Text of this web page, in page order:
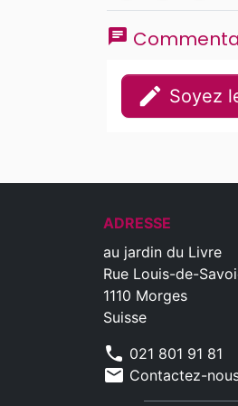
chat
edit Soyez
ADRESSE
au jardin du Livre
Rue Louis-de-
1110 Morges
Suisse
phone 021 801 91 81
mail Contactez-